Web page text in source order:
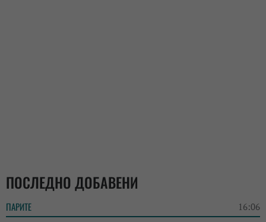
ПОСЛЕДНО ДОБАВЕНИ
ПАРИТЕ 16:06